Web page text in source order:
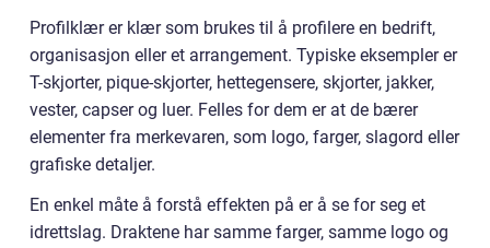
Profilklær er klær som brukes til å profilere en bedrift,
organisasjon eller et arrangement. Typiske eksempler er
T-skjorter, pique-skjorter, hettegensere, skjorter, jakker,
vester, capser og luer. Felles for dem er at de bærer
elementer fra merkevaren, som logo, farger, slagord eller
grafiske detaljer.
En enkel måte å forstå effekten på er å se for seg et
idrettslag. Draktene har samme farger, samme logo og